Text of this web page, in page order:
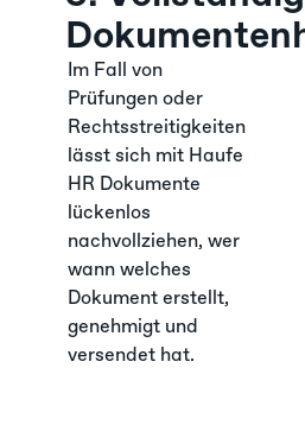
Im Fall von
Prüfungen oder
Rechtsstreitigkeiten
lässt sich mit Haufe
HR Dokumente
lückenlos
nachvollziehen, wer
wann welches
Dokument erstellt,
genehmigt und
versendet hat.